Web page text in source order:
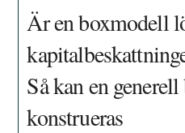
Är en boxmodell
Så kan en
konstrueras